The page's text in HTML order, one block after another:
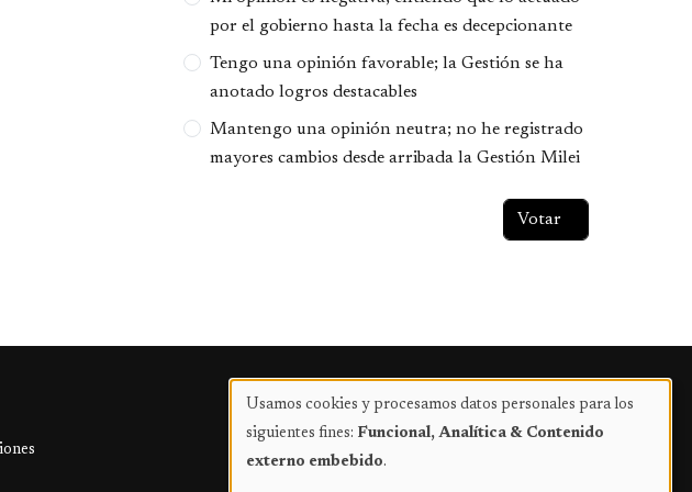
por el gobierno hasta la fecha es decepcionante
Tengo una opinión favorable; la Gestión se ha
anotado logros destacables
Mantengo una opinión neutra; no he registrado
mayores cambios desde arribada la Gestión Milei
Publicidad
Uso
de
Usamos cookies y procesamos datos personales para los
siguientes fines: Funcional, Analítica & Contenido
externo embebido.